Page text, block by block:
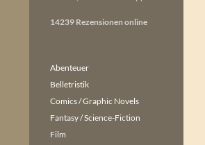
14239 Rezensionen online
Abenteuer
Belletristik
Comics / Graphic Novels
Fantasy / Science-Fiction
Film